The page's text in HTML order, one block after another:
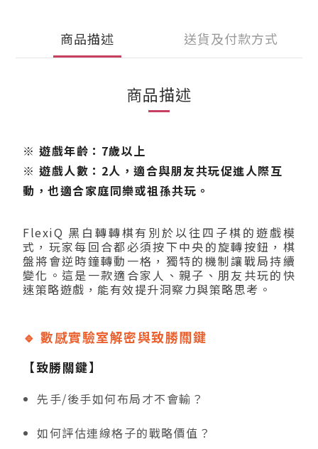
商品描述 送貨及付款方式
商品描述
※ 遊戲年齡：7歲以上
※ 遊戲人數：2人，適合與朋友共玩促進人際互
動，也適合家庭同樂或祖孫共玩。
FlexiQ 黑白轉轉棋有別於以往四子棋的遊戲模
式，玩家每回合都必須按下中央的旋轉按鈕，棋
盤將會逆時鐘轉動一格，獨特的機制讓戰局持續
變化。這是一款適合家人、親子、朋友共玩的快
速策略遊戲，能有效提升洞察力與策略思考。
🔹 數感實驗室解密與致勝關鍵
【致勝關鍵】
先手/後手如何布局才不會輸？
如何評估連線格子的戰略價值？